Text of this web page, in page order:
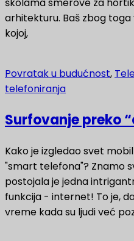
školama smerove za
arhitekturu. Baš zbog
kojoj,
Povratak u budućnost,
telefoniranja
Surfovanje preko
Kako je izgledao svet
"smart telefona"? Znamo
postojala je jedna
funkcija - internet! To je,
vreme kada su ljudi već